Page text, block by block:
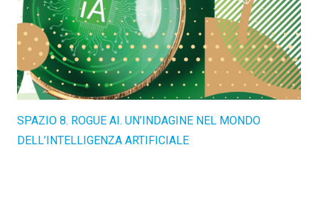
SPAZIO 8. ROGUE AI. UN’INDAGINE NEL MONDO
DELL’INTELLIGENZA ARTIFICIALE